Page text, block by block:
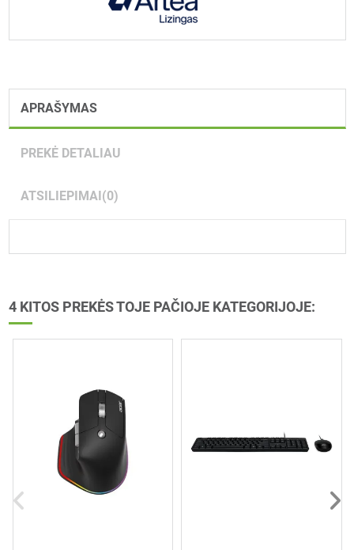
APRAŠYMAS
PREKĖ DETALIAU
ATSILIEPIMAI(0)
4 KITOS PREKĖS TOJE PAČIOJE KATEGORIJOJE: